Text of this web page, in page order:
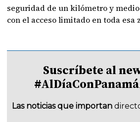
seguridad de un kilómetro y
con el acceso limitado en toda esa
Suscríbete al
Las noticias que importan